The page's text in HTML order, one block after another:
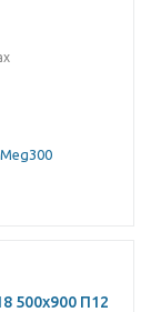
500х900 П12